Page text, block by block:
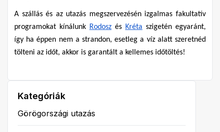
A szállás és az utazás megszervezésén izgalmas fakultatív
programokat kínálunk Rodosz és Kréta szigetén egyaránt,
így ha éppen nem a strandon, esetleg a víz alatt szeretnéd
tölteni az időt, akkor is garantált a kellemes időtöltés!
Kategóriák
Görögországi utazás